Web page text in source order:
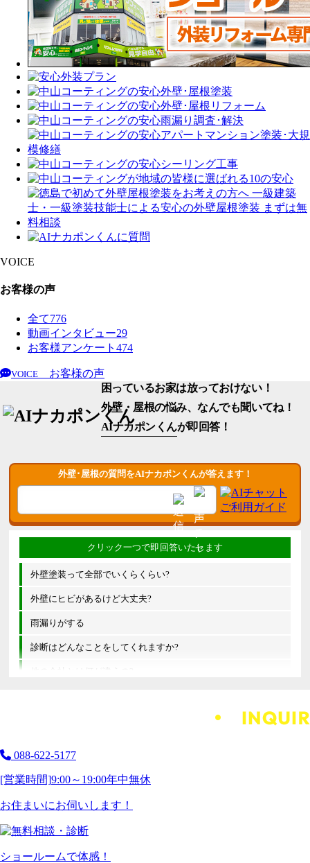
VOICE
お客様の声
全て776
動画インタビュー29
お客様アンケート 474
VOICE
お客様の声
困っているお家は放っておけない！
外壁・屋根の悩み、なんでも聞いてね！
AIナカポンくんが即回答！
外壁･屋根の質問をAIナカポンくんが答えます！
外壁塗装って全部でいくらくらい?
外壁にヒビがあるけど大丈夫?
雨漏りがする
診断はどんなことをしてくれますか?
他の会社とは何が違うの?
088-622-5177
[営業時間]9:00～19:00年中無休
お住まいにお伺いします！
ショールームで体感！